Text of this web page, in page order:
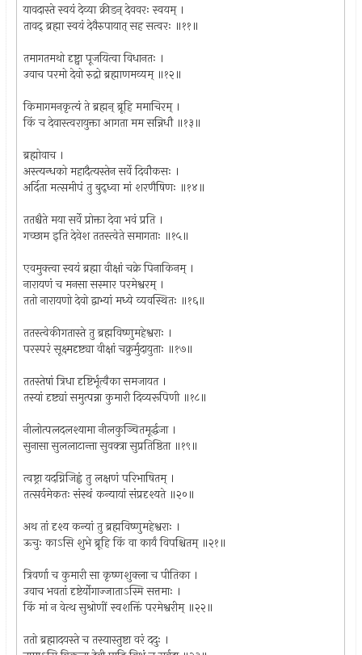
यावदास्ते स्वयं देव्या क्रीडन् देववरः स्वयम् ।
तावद् ब्रह्मा स्वयं देवैरुपायात् सह सत्वरः ॥११॥
तमागतमथो दृष्ट्वा पूजयित्वा विधानतः ।
उवाच परमो देवो रुद्रो ब्रह्माणमव्यम् ॥१२॥
किमागमनकृत्यं ते ब्रह्मन् ब्रूहि ममाचिरम् ।
किं च देवास्त्वरायुक्ता आगता मम सन्निधौ ॥१३॥
ब्रह्मोवाच ।
अस्त्यन्धको महादैत्यस्तेन सर्वे दिवौकसः ।
अर्दिता मत्समीपं तु बुद्ध्वा मां शरणैषिणः ॥१४॥
ततश्चैते मया सर्वे प्रोक्ता देवा भवं प्रति ।
गच्छाम इति देवेश ततस्त्वेते समागताः ॥१५॥
एवमुक्त्वा स्वयं ब्रह्मा वीक्षां चक्रे पिनाकिनम् ।
नारायणं च मनसा सस्मार परमेश्वरम् ।
ततो नारायणो देवो द्वाभ्यां मध्ये व्यवस्थितः ॥१६॥
ततस्त्वेकीगतास्ते तु ब्रह्मविष्णुमहेश्वराः ।
परस्परं सूक्ष्मदृष्ट्या वीक्षां चक्रुर्मुदायुताः ॥१७॥
ततस्तेषां त्रिधा दृष्टिर्भूत्वैका समजायत ।
तस्यां दृष्ट्यां समुत्पन्ना कुमारी दिव्यरूपिणी ॥१८॥
नीलोत्पलदलश्यामा नीलकुञ्चितमूर्द्धजा ।
सुनासा सुललाटान्ता सुवक्त्रा सुप्रतिष्ठिता ॥१९॥
त्वष्ट्रा यदग्निजिह्वं तु लक्षणं परिभाषितम् ।
तत्सर्वमेकतः संस्थं कन्यायां संप्रदृश्यते ॥२०॥
अथ तां दृश्य कन्यां तु ब्रह्मविष्णुमहेश्वराः ।
ऊचुः काऽसि शुभे ब्रूहि किं वा कार्यं विपश्चितम् ॥२१॥
त्रिवर्णा च कुमारी सा कृष्णशुक्ला च पीतिका ।
उवाच भवतां दृष्टेर्योगाज्जाताऽस्मि सत्तमाः ।
किं मां न वेत्थ सुश्रोणीं स्वशक्तिं परमेश्वरीम् ॥२२॥
ततो ब्रह्मादयस्ते च तस्यास्तुष्टा वरं ददुः ।